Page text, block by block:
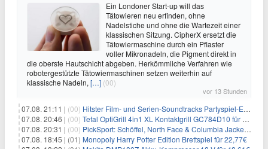
Ein Londoner Start-up will das
Tätowieren neu erfinden, ohne
Nadelstiche und ohne die Wartezeit einer
klassischen Sitzung. CipherX ersetzt die
Tätowiermaschine durch ein Pflaster
voller Mikronadeln, die Pigment direkt in
die oberste Hautschicht abgeben. Herkömmliche Verfahren wie
robotergestützte Tätowiermaschinen setzen weiterhin auf
klassische Nadeln, […] (00)
vor 13 Stunden
07.08. 21:11 | (00) Hitster Film- und Serien-Soundtracks Partyspiel-Erweiterung für 6,99€
07.08. 20:46 | (00) Tefal OptiGrill 4in1 XL Kontaktgrill GC784D10 für 239,99€
07.08. 20:31 | (00) PickSport: Schöffel, North Face & Columbia Jacken ab 39,60€
07.08. 18:45 | (01) Monopoly Harry Potter Edition Brettspiel für 22,77€